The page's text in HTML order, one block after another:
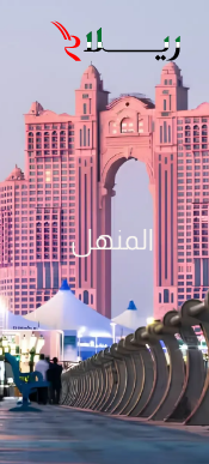
المنهل